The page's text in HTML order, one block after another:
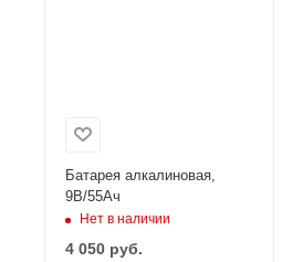
Батарея алкалиновая,
9В/55Ач
Нет в наличии
4 050руб.